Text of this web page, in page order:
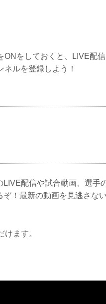
をしておくと、LIVE配
ルを登録しよう！
配信や試合動画、選手
！最新の動画を見逃さない
ます。